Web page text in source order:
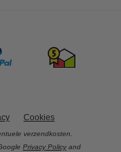
Cookies
verzendkosten.
Privacy Policy and